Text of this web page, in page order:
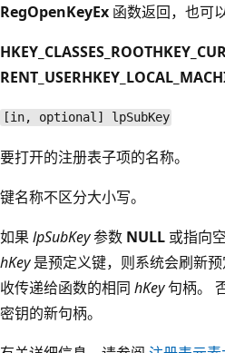
RegOpenKeyEx 函数返回，也可
HKEY_CLASSES_ROOT
RENT_USER
[in, optional] lpSubKey
要打开的注册表子项的名称。
键名称不区分大小写。
如果 lpSubKey参数 NULL 或指向
hKey是预定义键，则系统会刷新
收传递给函数的相同 hKey句柄。
密钥的新句柄。